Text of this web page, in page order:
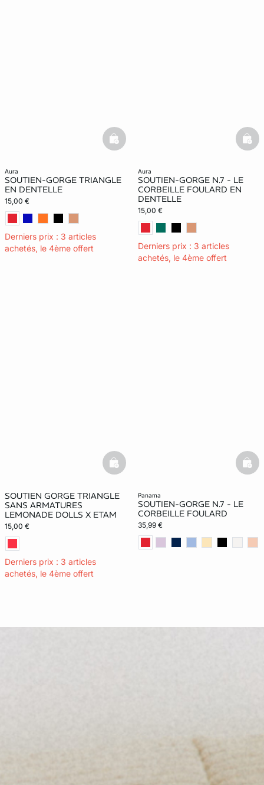
aura
SOUTIEN-GORGE TRIANGLE
EN DENTELLE
15,00 €
Derniers prix : 3 articles
achetés, le 4ème offert
basketfull
aura
SOUTIEN-GORGE N.7 - LE
CORBEILLE FOULARD EN
DENTELLE
15,00 €
Derniers prix : 3 articles
achetés, le 4ème offert
SOUTIEN GORGE TRIANGLE
SANS ARMATURES
LEMONADE DOLLS X ETAM
15,00 €
Derniers prix : 3 articles
achetés, le 4ème offert
basketfull
panama
SOUTIEN-GORGE N.7 - LE
CORBEILLE FOULARD
35,99 €